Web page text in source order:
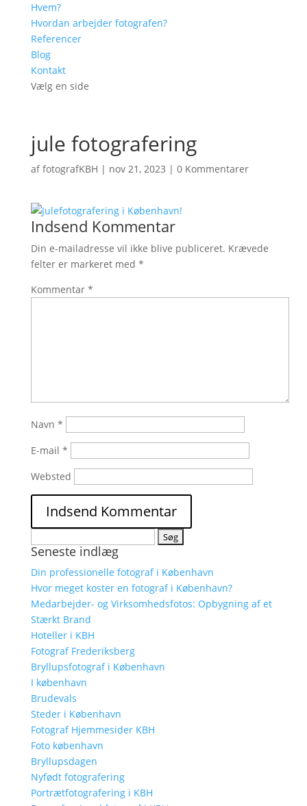
Hvem?
Hvordan arbejder fotografen?
Referencer
Blog
Kontakt
Vælg en side
jule fotografering
affotografKBH | nov 21, 2023 | 0 Kommentarer
Indsend Kommentar
Din e-mailadresse vil ikke blive publiceret. Krævede
felter er markeret med *
Kommentar *
Navn *
E-mail *
Websted
efter:
Seneste indlæg
Din professionelle fotograf i København
Hvor meget koster en fotograf i København?
Medarbejder- og Virksomhedsfotos: Opbygning af et
Stærkt Brand
Hoteller i KBH
Fotograf Frederiksberg
Bryllupsfotograf i København
I københavn
Brudevals
Steder i København
Fotograf Hjemmesider KBH
Foto københavn
Bryllupsdagen
Nyfødt fotografering
Portrætfotografering i KBH